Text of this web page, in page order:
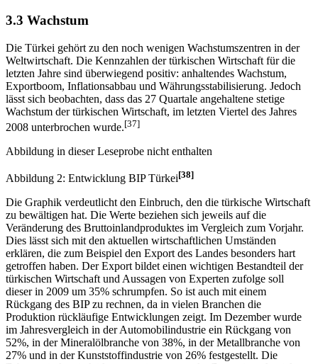
3.3 Wachstum
Die Türkei gehört zu den noch wenigen Wachstumszentren in der
Weltwirtschaft. Die Kennzahlen der türkischen Wirtschaft für die
letzten Jahre sind überwiegend positiv: anhaltendes Wachstum,
Exportboom, Inflationsabbau und Währungsstabilisierung. Jedoch
lässt sich beobachten, dass das 27 Quartale angehaltene stetige
Wachstum der türkischen Wirtschaft, im letzten Viertel des Jahres
2008 unterbrochen wurde.[37]
Abbildung in dieser Leseprobe nicht enthalten
Abbildung 2: Entwicklung BIP Türkei[38]
Die Graphik verdeutlicht den Einbruch, den die türkische Wirtschaft
zu bewältigen hat. Die Werte beziehen sich jeweils auf die
Veränderung des Bruttoinlandproduktes im Vergleich zum Vorjahr.
Dies lässt sich mit den aktuellen wirtschaftlichen Umständen
erklären, die zum Beispiel den Export des Landes besonders hart
getroffen haben. Der Export bildet einen wichtigen Bestandteil der
türkischen Wirtschaft und Aussagen von Experten zufolge soll
dieser in 2009 um 35% schrumpfen. So ist auch mit einem
Rückgang des BIP zu rechnen, da in vielen Branchen die
Produktion rückläufige Entwicklungen zeigt. Im Dezember wurde
im Jahresvergleich in der Automobilindustrie ein Rückgang von
52%, in der Mineralölbranche von 38%, in der Metallbranche von
27% und in der Kunststoffindustrie von 26% festgestellt. Die